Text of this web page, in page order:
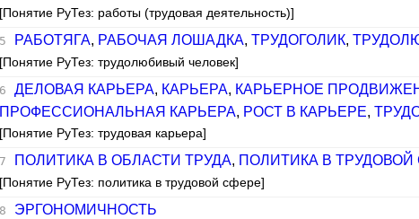
[Понятие РуТез: работы (трудовая деятельность)]
РАБОТЯГА, РАБОЧАЯ ЛОШАДКА, ТРУДОГОЛИК,
[Понятие РуТез: трудолюбивый человек]
ДЕЛОВАЯ КАРЬЕРА, КАРЬЕРА, КАРЬЕРНОЕ
ПРОФЕССИОНАЛЬНАЯ КАРЬЕРА, РОСТ В КАРЬЕРЕ,
[Понятие РуТез: трудовая карьера]
ПОЛИТИКА В ОБЛАСТИ ТРУДА, ПОЛИТИКА В ТРУДОВОЙ
[Понятие РуТез: политика в трудовой сфере]
ЭРГОНОМИЧНОСТЬ